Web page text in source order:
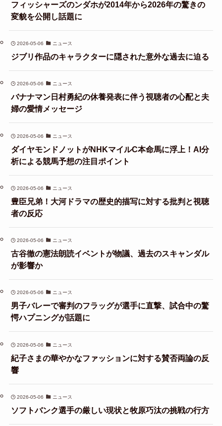
フィッシャーズのンダホが2014年から2026年の驚きの
変貌を公開し話題に
2026-05-06 ニュース
ジブリ作品のキャラクターに隠された意外な過去に迫る
2026-05-06 ニュース
バナナマン日村勇紀の休養発表に伴う視聴者の心配と夫
婦の愛情メッセージ
2026-05-06 ニュース
ダイヤモンドノットがNHKマイルC本命馬に浮上！AI分
析による競馬予想の注目ポイント
2026-05-06 ニュース
豊臣兄弟！大河ドラマの歴史的描写に対する批判と視聴
者の反応
2026-05-06 ニュース
古谷徹の憲法朗読イベントが物議、過去のスキャンダル
が影響か
2026-05-06 ニュース
男子バレーで審判のフラッグが選手に直撃、試合中の驚
愕ハプニングが話題に
2026-05-06 ニュース
紀子さまの華やかなファッションに対する賛否両論の反
響
2026-05-06 ニュース
ソフトバンク選手の厳しい現状と牧原巧汰の挑戦の行方